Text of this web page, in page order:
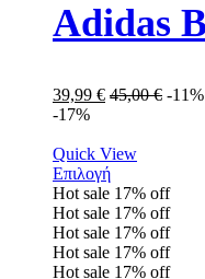
Adidas
39,99 € 45,00€ -11%
-17%
Quick View
Επιλογή
Hot sale 17% off
Hot sale 17% off
Hot sale 17% off
Hot sale 17% off
Hot sale 17% off